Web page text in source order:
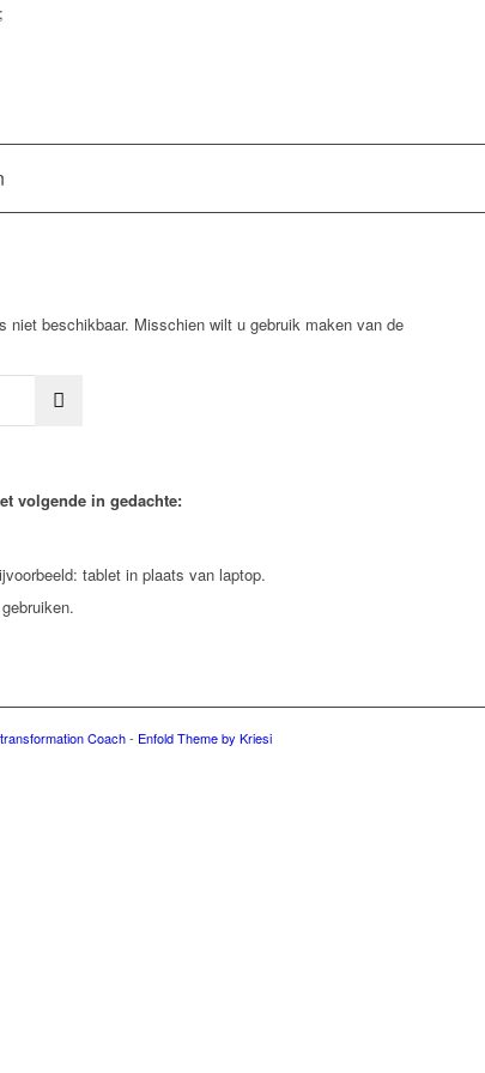
niet beschikbaar. Misschien wilt u gebruik maken van de
volgende in gedachte:
tablet in plaats van laptop.
Coach- Enfold Theme by Kriesi